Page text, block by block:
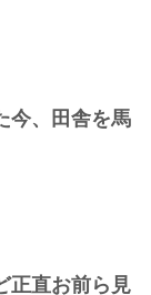
今、田舎を馬
正直お前ら見